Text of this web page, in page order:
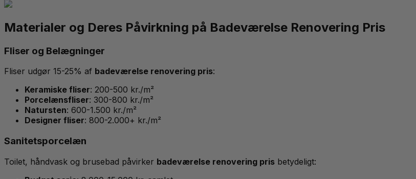
Materialer og Deres Påvirkning på Badeværelse Renovering Pris
Fliser og Belægninger
Fliser udgør 15-25% af badeværelse renovering pris:
Keramiske fliser: 200-500 kr./m²
Porcelænsfliser: 300-800 kr./m²
Natursten: 600-1.500 kr./m²
Designer fliser: 800-2.000+ kr./m²
Sanitetsporcelæn
Toilet, håndvask og brusebad påvirker badeværelse renovering pris betydeligt: